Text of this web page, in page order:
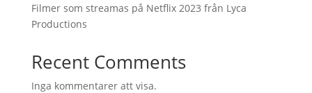
Filmer som streamas på Netflix 2023 från Lyca
Productions
Recent Comments
Inga kommentarer att visa.